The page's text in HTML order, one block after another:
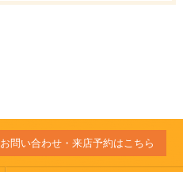
お問い合わせ・来店予約はこちら